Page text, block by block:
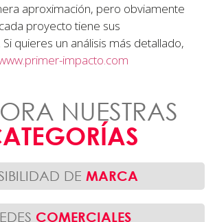
aproximación, pero obviamente
proyecto tiene sus
quieres un análisis más detallado,
impacto.com
NUESTRAS
DE MARCA
COMERCIALES